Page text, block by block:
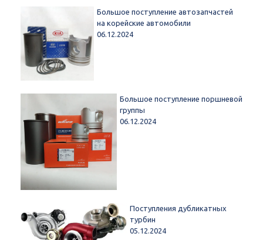
Большое поступление автозапчастей
на корейские автомобили
06.12.2024
Большое поступление поршневой
группы
06.12.2024
Поступления дубликатных
турбин
05.12.2024